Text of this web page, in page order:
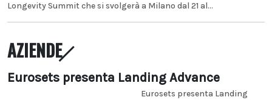
Longevity Summit che si svolgerà a Milano dal 21 al...
AZIENDE
Eurosets presenta Landing Advance
Eurosets presenta Landing